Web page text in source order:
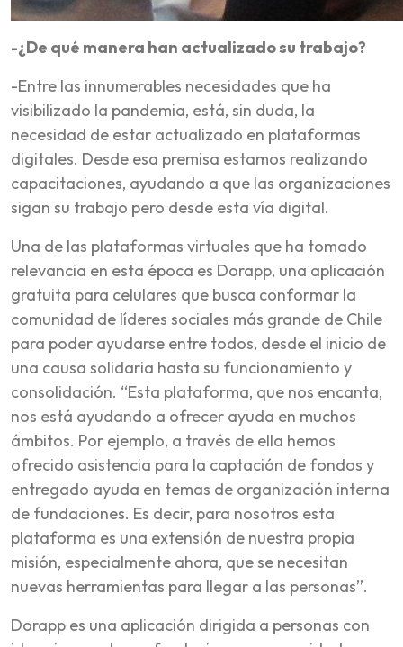
-¿De qué manera han actualizado su trabajo?
-Entre las innumerables necesidades que ha
visibilizado la pandemia, está, sin duda, la
necesidad de estar actualizado en plataformas
digitales. Desde esa premisa estamos realizando
capacitaciones, ayudando a que las organizaciones
sigan su trabajo pero desde esta vía digital.
Una de las plataformas virtuales que ha tomado
relevancia en esta época es Dorapp, una aplicación
gratuita para celulares que busca conformar la
comunidad de líderes sociales más grande de Chile
para poder ayudarse entre todos, desde el inicio de
una causa solidaria hasta su funcionamiento y
consolidación. “Esta plataforma, que nos encanta,
nos está ayudando a ofrecer ayuda en muchos
ámbitos. Por ejemplo, a través de ella hemos
ofrecido asistencia para la captación de fondos y
entregado ayuda en temas de organización interna
de fundaciones. Es decir, para nosotros esta
plataforma es una extensión de nuestra propia
misión, especialmente ahora, que se necesitan
nuevas herramientas para llegar a las personas”.
Dorapp es una aplicación dirigida a personas con